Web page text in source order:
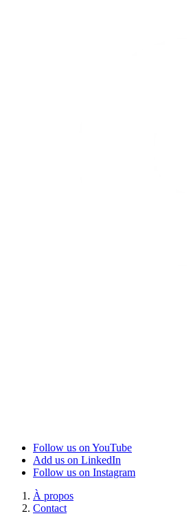
Follow us on YouTube
Add us on LinkedIn
Follow us on Instagram
À propos
Contact